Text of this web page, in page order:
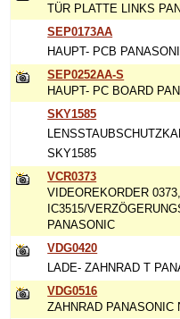
TÜR PLATTE LINKS
SEP0173AA
HAUPT- PCB
SEP0252AA-S
HAUPT- PC BOARD
SKY1585
SKY1585
VCR0373
VIDEOREKORDER 0373,
IC3515/
PANASONIC
VDG0420
LADE- ZAHNRAD T
VDG0516
ZAHNRAD PANASONIC